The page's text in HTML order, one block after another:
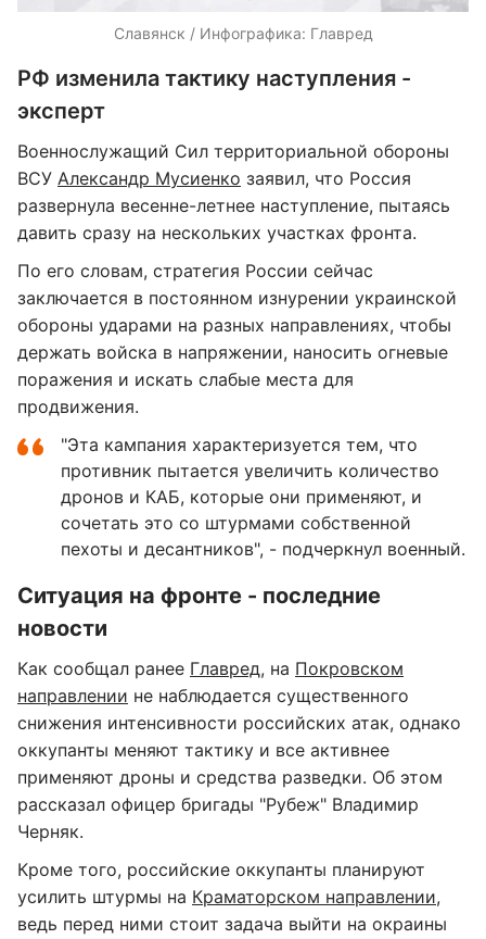
Славянск / Инфографика: Главред
РФ изменила тактику наступления -
эксперт
Военнослужащий Сил территориальной обороны
ВСУ Александр Мусиенко заявил, что Россия
развернула весенне-летнее наступление, пытаясь
давить сразу на нескольких участках фронта.
По его словам, стратегия России сейчас
заключается в постоянном изнурении украинской
обороны ударами на разных направлениях, чтобы
держать войска в напряжении, наносить огневые
поражения и искать слабые места для
продвижения.
"Эта кампания характеризуется тем, что
противник пытается увеличить количество
дронов и КАБ, которые они применяют, и
сочетать это со штурмами собственной
пехоты и десантников", - подчеркнул военный.
Ситуация на фронте - последние
новости
Как сообщал ранее Главред, на Покровском
направлении не наблюдается существенного
снижения интенсивности российских атак, однако
оккупанты меняют тактику и все активнее
применяют дроны и средства разведки. Об этом
рассказал офицер бригады "Рубеж" Владимир
Черняк.
Кроме того, российские оккупанты планируют
усилить штурмы на Краматорском направлении,
ведь перед ними стоит задача выйти на окраины